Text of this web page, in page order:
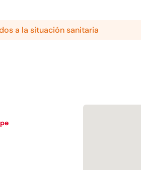
a la situación sanitaria